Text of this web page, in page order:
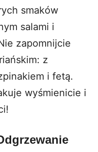
smaków
salami i
zapomnijcie
z
i fetą.
wyśmienicie i